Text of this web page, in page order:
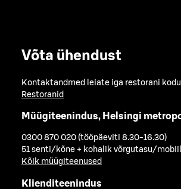
Võta ühendust
Kontaktandmed leiate iga restorani
Restoranid
Müügiteenindus, Helsingi
0300 870 020 (tööpäeviti 8.30-16.30)
51 senti/kõne + kohalik võrgutasu/
Kõik müügiteenused
Klienditeenindus